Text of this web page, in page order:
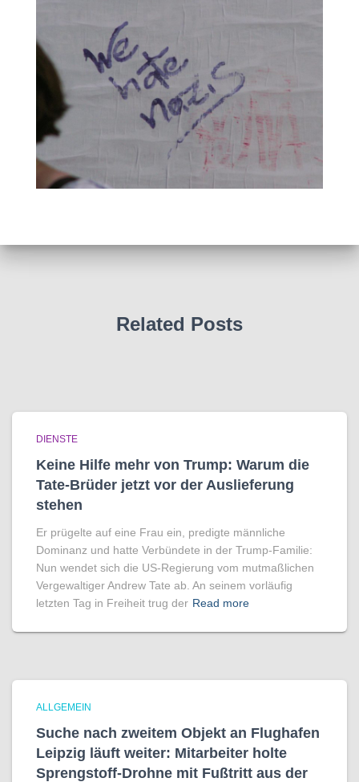
Related Posts
DIENSTE
Keine Hilfe mehr von Trump: Warum die
Tate-Brüder jetzt vor der Auslieferung
stehen
Er prügelte auf eine Frau ein, predigte männliche
Dominanz und hatte Verbündete in der Trump-Familie:
Nun wendet sich die US-Regierung vom mutmaßlichen
Vergewaltiger Andrew Tate ab. An seinem vorläufig
letzten Tag in Freiheit trug der Read more
ALLGEMEIN
Suche nach zweitem Objekt an Flughafen
Leipzig läuft weiter: Mitarbeiter holte
Sprengstoff-Drohne mit Fußtritt aus der